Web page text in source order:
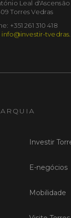
Leal d'Ascensão
Torres Vedras
+351 261 310 418
info@investir-
Investir
E-negócios
Mobilidade